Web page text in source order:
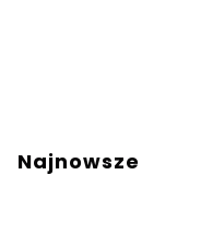
Najnowsze